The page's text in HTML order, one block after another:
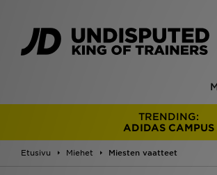
TRENDING:
ADIDAS CAMPUS
Etusivu Miehet Miesten vaatteet